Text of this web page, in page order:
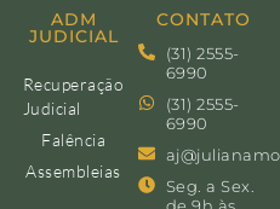
ADM
JUDICIAL
Recuperação
Judicial
Falência
Assembleias
CONTATO
(31) 2555-
6990
(31) 2555-
6990
Seg. a Sex.